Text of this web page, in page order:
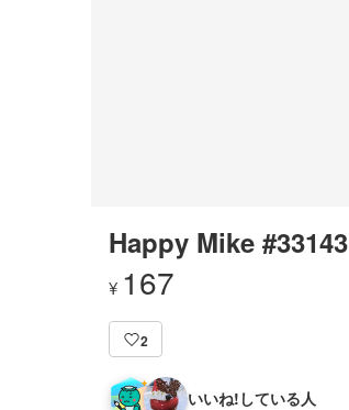
Happy Mike #33143
¥ 167
2
いいね!している人